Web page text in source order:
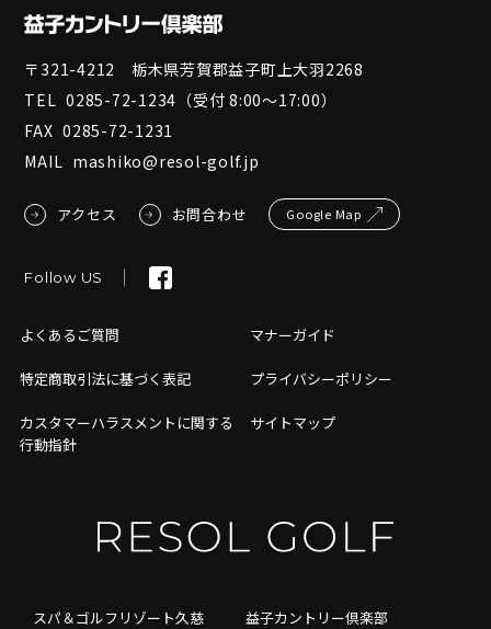
〒321-4212 栃木県芳賀郡益子町上大羽2268
TEL 0285-72-1234 （受付 8:00～17:00）
FAX 0285-72-1231
MAIL mashiko@resol-golf.jp
アクセス お問合わせ Google Map
Follow US
よくあるご質問 マナーガイド
特定商取引法に基づく表記 プライバシーポリシー
カスタマーハラスメントに関する
行動指針
サイトマップ
スパ＆ゴルフリゾート久慈 益子カントリー倶楽部